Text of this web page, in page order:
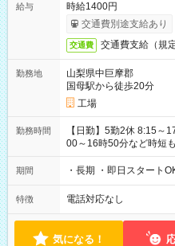
給与
時給1400円
交通費別途支給あり
交通費 交通費支給（規
勤務地
山梨県中巨摩郡
国母駅から徒歩20分
工場
勤務時間
【日勤】5勤2休 8:15～
00～16時50分など時短
期間 ・長期 ・即日スタート
特徴 電話対応なし
気になる！